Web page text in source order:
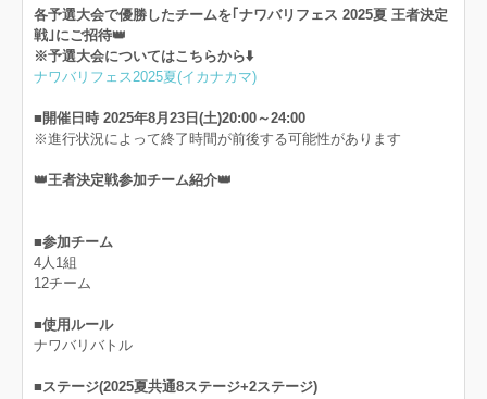
各予選大会で優勝したチームを｢ナワバリフェス 2025夏 王者決定
戦｣にご招待👑
※予選大会についてはこちらから⬇️
ナワバリフェス2025夏(イカナカマ)
■開催日時 2025年8月23日(土)20:00～24:00
※進行状況によって終了時間が前後する可能性があります
👑王者決定戦参加チーム紹介👑
■参加チーム
4人1組
12チーム
■使用ルール
ナワバリバトル
■ステージ(2025夏共通8ステージ+2ステージ)